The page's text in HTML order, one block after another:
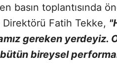
basın toplantısında
Fatih Tekke,
gereken yerdeyiz.
bireysel